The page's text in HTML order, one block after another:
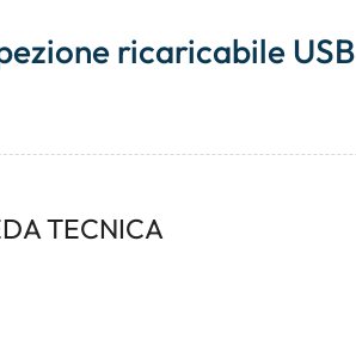
ricaricabile USB
TECNICA